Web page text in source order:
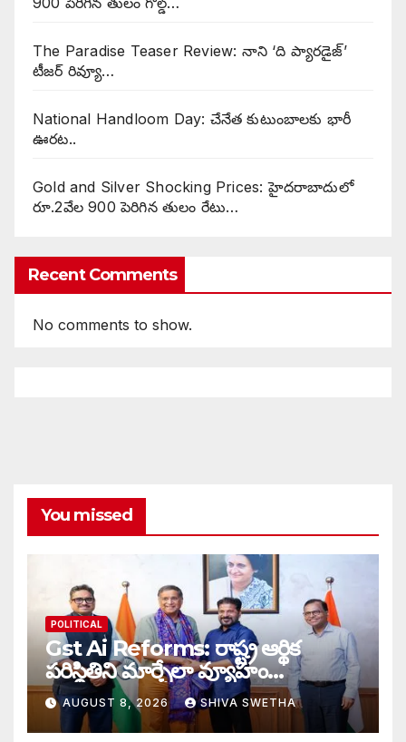
The Paradise Teaser Review: నాని ‘ది ప్యారడైజ్’
టీజర్ రివ్యూ…
National Handloom Day: చేనేత కుటుంబాలకు భారీ
ఊరట..
Gold and Silver Shocking Prices: హైదరాబాదులో
రూ.2వేల 900 పెరిగిన తులం రేటు…
Recent Comments
No comments to show.
You missed
POLITICAL
Gst Ai Reforms: రాష్ట్ర ఆర్థిక
పరిస్థితిని మార్చేలా వ్యూహం…
AUGUST 8, 2026 SHIVA SWETHA